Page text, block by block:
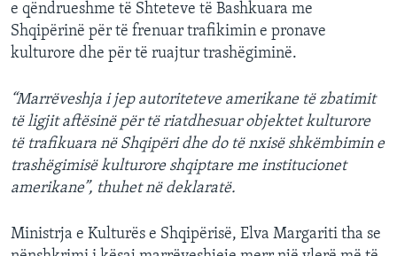
e qëndrueshme të Shteteve të Bashkuara me
Shqipërinë për të frenuar trafikimin e pronave
kulturore dhe për të ruajtur trashëgiminë.
“Marrëveshja i jep autoriteteve amerikane të zbatimit
të ligjit aftësinë për të riatdhesuar objektet kulturore
të trafikuara në Shqipëri dhe do të nxisë shkëmbimin e
trashëgimisë kulturore shqiptare me institucionet
amerikane”, thuhet në deklaratë.
Ministrja e Kulturës e Shqipërisë, Elva Margariti tha se